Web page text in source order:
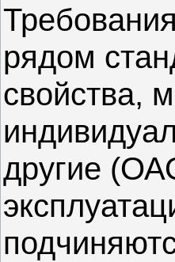
рядом
свойства,
другие